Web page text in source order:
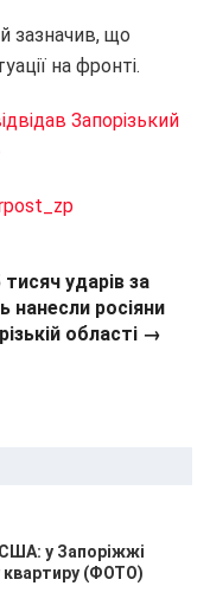
зазначив, що
на фронті.
Запорізький
ударів за
нанесли росіяни
області →
США: у Запоріжжі
(ФОТО)